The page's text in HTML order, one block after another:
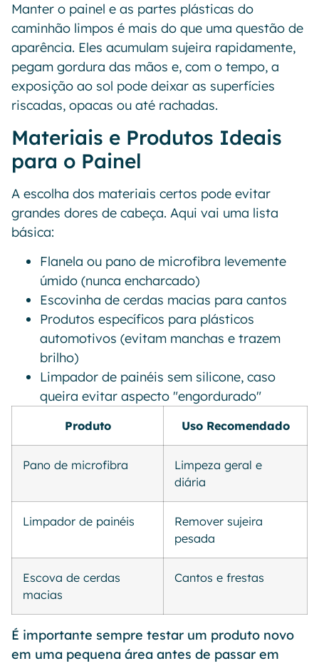
Manter o painel e as partes plásticas do
caminhão limpos é mais do que uma questão de
aparência. Eles acumulam sujeira rapidamente,
pegam gordura das mãos e, com o tempo, a
exposição ao sol pode deixar as superfícies
riscadas, opacas ou até rachadas.
Materiais e Produtos Ideais
para o Painel
A escolha dos materiais certos pode evitar
grandes dores de cabeça. Aqui vai uma lista
básica:
Flanela ou pano de microfibra levemente
úmido (nunca encharcado)
Escovinha de cerdas macias para cantos
Produtos específicos para plásticos
automotivos (evitam manchas e trazem
brilho)
Limpador de painéis sem silicone, caso
queira evitar aspecto "engordurado"
Produto Uso Recomendado
Pano de microfibra
Limpeza geral e
diária
Limpador de painéis
Remover sujeira
pesada
Escova de cerdas
macias
Cantos e frestas
É importante sempre testar um produto novo
em uma pequena área antes de passar em